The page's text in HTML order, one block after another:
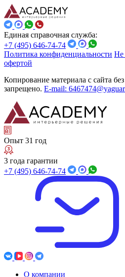
Единая справочная служба:
+7 (495) 646-74-74
Политика конфиденциальности Не
офертой
Копирование материала с сайта
запрещено. E-mail:
Опыт 31 год
3 года гарантии
+7 (495) 646-74-74
О компании